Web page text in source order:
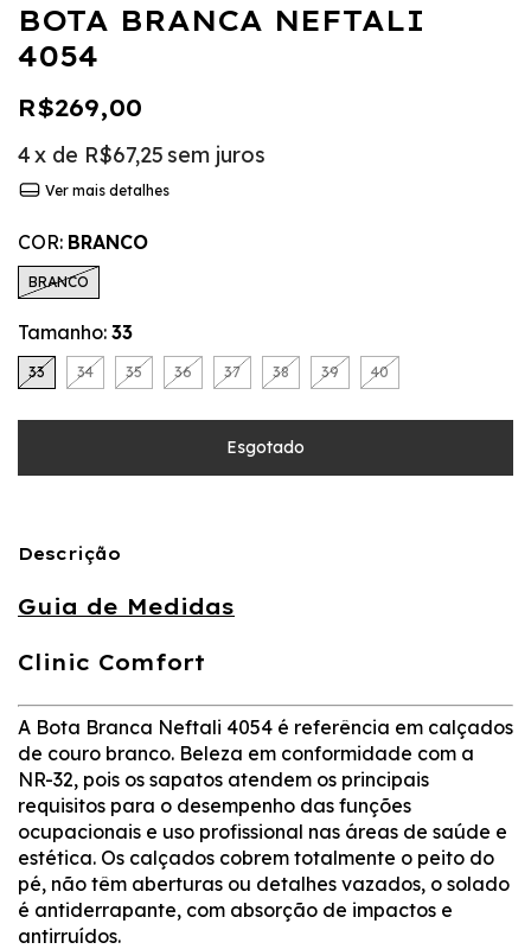
BOTA BRANCA NEFTALI
4054
R$269,00
4x de R$67,25 sem juros
Ver mais detalhes
COR: BRANCO
BRANCO
Tamanho: 33
33 34 35 36 37 38 39 40
Descrição
Guia de Medidas
Clinic Comfort
A Bota Branca Neftali 4054 é referência em calçados
de couro branco. Beleza em conformidade com a
NR-32, pois os sapatos atendem os principais
requisitos para o desempenho das funções
ocupacionais e uso profissional nas áreas de saúde e
estética. Os calçados cobrem totalmente o peito do
pé, não têm aberturas ou detalhes vazados, o solado
é antiderrapante, com absorção de impactos e
antirruídos.